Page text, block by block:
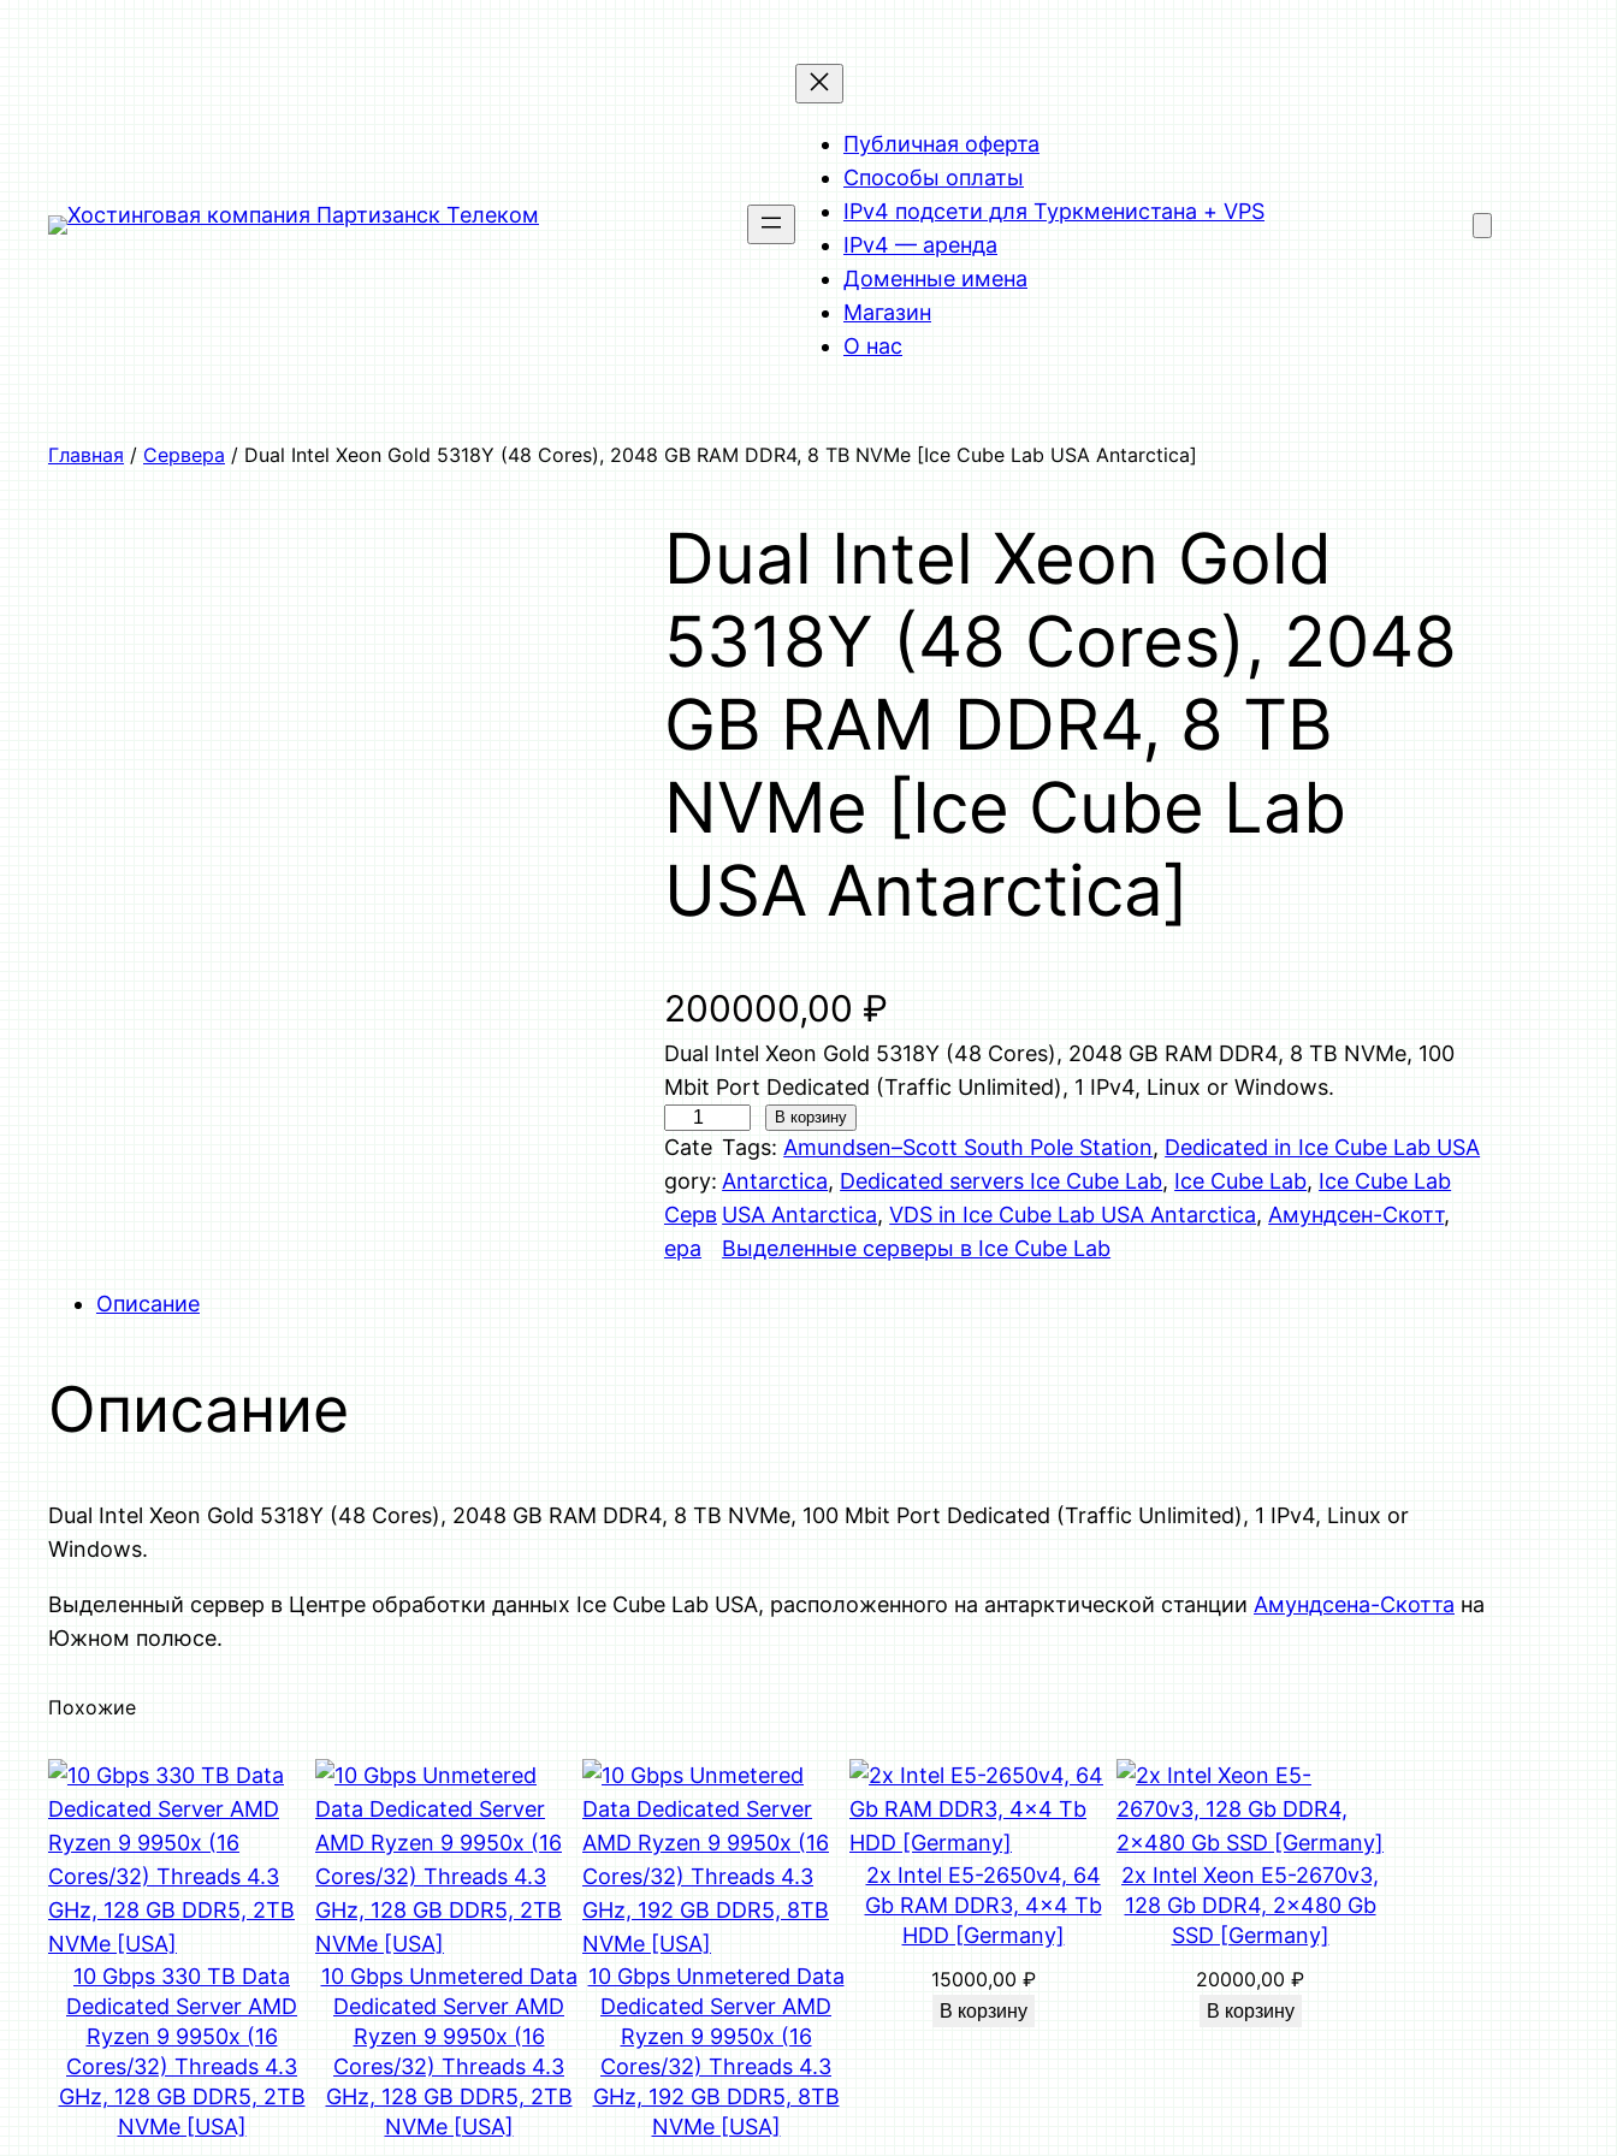
Публичная оферта
Способы оплаты
IPv4 подсети для Туркменистана + VPS
IPv4 — аренда
Доменные имена
Магазин
О нас
Главная / Сервера / Dual Intel Xeon Gold 5318Y (48 Cores), 2048 GB RAM DDR4, 8 TB NVMe [Ice Cube Lab USA Antarctica]
Dual Intel Xeon Gold
5318Y (48 Cores), 2048
GB RAM DDR4, 8 TB
NVMe [Ice Cube Lab
USA Antarctica]
200000,00 ₽
Dual Intel Xeon Gold 5318Y (48 Cores), 2048 GB RAM DDR4, 8 TB NVMe, 100
Mbit Port Dedicated (Traffic Unlimited), 1 IPv4, Linux or Windows.
о
л
и
ч
в
р
I
n
t
e
l
X
e
o
n
G
o
В корзину
Cate
gory:
Серв
ера
Tags: Amundsen–Scott South Pole Station, Dedicated in Ice Cube Lab USA
Antarctica, Dedicated servers Ice Cube Lab, Ice Cube Lab, Ice Cube Lab
USA Antarctica, VDS in Ice Cube Lab USA Antarctica, Амундсен-Скотт
Выделенные серверы в Ice Cube Lab
Описание
Описание
Dual Intel Xeon Gold 5318Y (48 Cores), 2048 GB RAM DDR4, 8 TB NVMe, 100 Mbit Port Dedicated (Traffic Unlimited), 1 IPv4, Linux or
Windows.
Выделенный сервер в Центре обработки данных Ice Cube Lab USA, расположенного на антарктической станции Амундсена-Скотта на
Южном полюсе.
Похожие
10 Gbps 330 TB Data
Dedicated Server AMD
Ryzen 9 9950x (16
Cores/32) Threads 4.3
GHz, 128 GB DDR5, 2TB
NVMe [USA]
10 Gbps Unmetered Data
Dedicated Server AMD
Ryzen 9 9950x (16
Cores/32) Threads 4.3
GHz, 128 GB DDR5, 2TB
NVMe [USA]
10 Gbps Unmetered Data
Dedicated Server AMD
Ryzen 9 9950x (16
Cores/32) Threads 4.3
GHz, 192 GB DDR5, 8TB
NVMe [USA]
2x Intel E5-2650v4, 64
Gb RAM DDR3, 4×4 Tb
HDD [Germany]
15000,00 ₽
В корзину
2x Intel Xeon E5-2670v3,
128 Gb DDR4, 2×480 Gb
SSD [Germany]
20000,00 ₽
В корзину